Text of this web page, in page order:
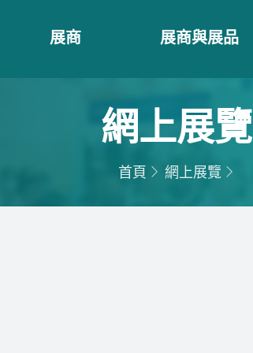
展商 展商與展品
網上展覽
首頁 網上展覽